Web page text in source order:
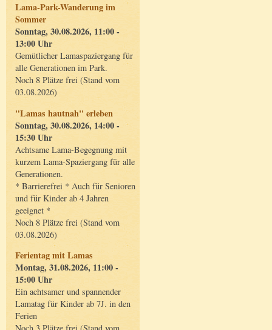
Lama-Park-Wanderung im
Sommer
Sonntag, 30.08.2026, 11:00 -
13:00 Uhr
Gemütlicher Lamaspaziergang für
alle Generationen im Park.
Noch 8 Plätze frei (Stand vom
03.08.2026)
"Lamas hautnah" erleben
Sonntag, 30.08.2026, 14:00 -
15:30 Uhr
Achtsame Lama-Begegnung mit
kurzem Lama-Spaziergang für alle
Generationen.
* Barrierefrei * Auch für Senioren
und für Kinder ab 4 Jahren
geeignet *
Noch 8 Plätze frei (Stand vom
03.08.2026)
Ferientag mit Lamas
Montag, 31.08.2026, 11:00 -
15:00 Uhr
Ein achtsamer und spannender
Lamatag für Kinder ab 7J. in den
Ferien